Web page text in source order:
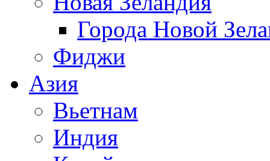
Города Новой
Фиджи
Азия
Вьетнам
Индия